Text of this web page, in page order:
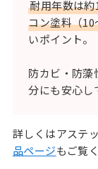
耐用年数は
コン塗料（
いポイント。
防カビ・防藻
分にも安心し
詳しくはアステ
品ページもご覧